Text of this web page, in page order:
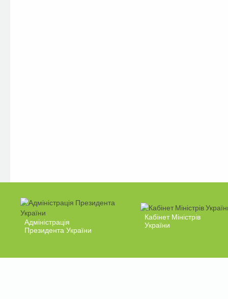
Адміністрація
Президента України
Кабінет Міністрів
України